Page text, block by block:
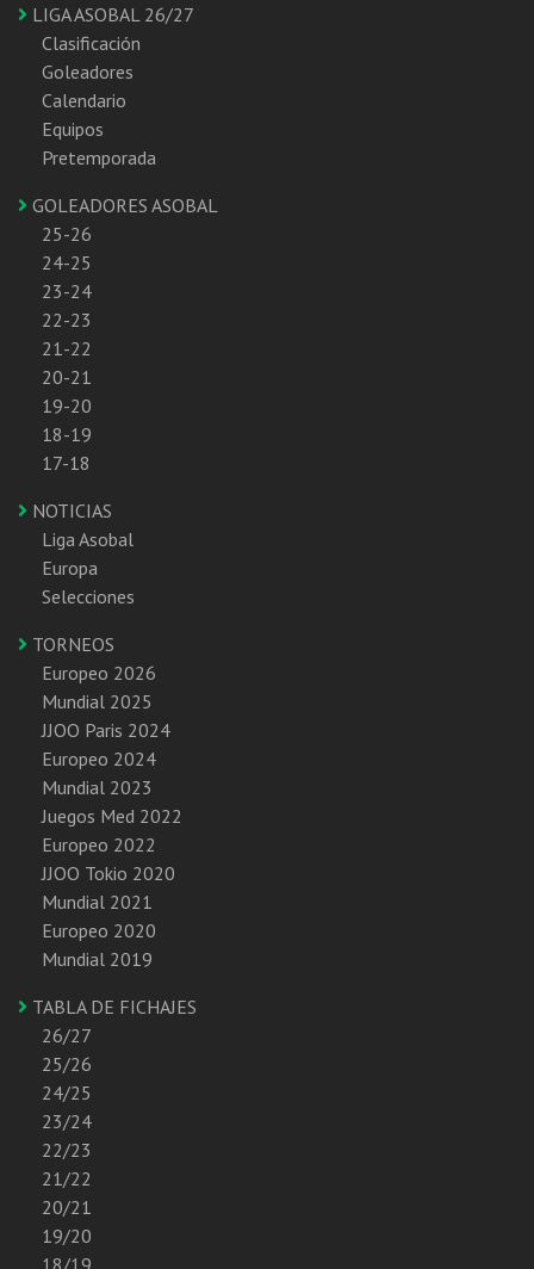
LIGA ASOBAL 26/27
Clasificación
Goleadores
Calendario
Equipos
Pretemporada
GOLEADORES ASOBAL
25-26
24-25
23-24
22-23
21-22
20-21
19-20
18-19
17-18
NOTICIAS
Liga Asobal
Europa
Selecciones
TORNEOS
Europeo 2026
Mundial 2025
JJOO Paris 2024
Europeo 2024
Mundial 2023
Juegos Med 2022
Europeo 2022
JJOO Tokio 2020
Mundial 2021
Europeo 2020
Mundial 2019
TABLA DE FICHAJES
26/27
25/26
24/25
23/24
22/23
21/22
20/21
19/20
18/19